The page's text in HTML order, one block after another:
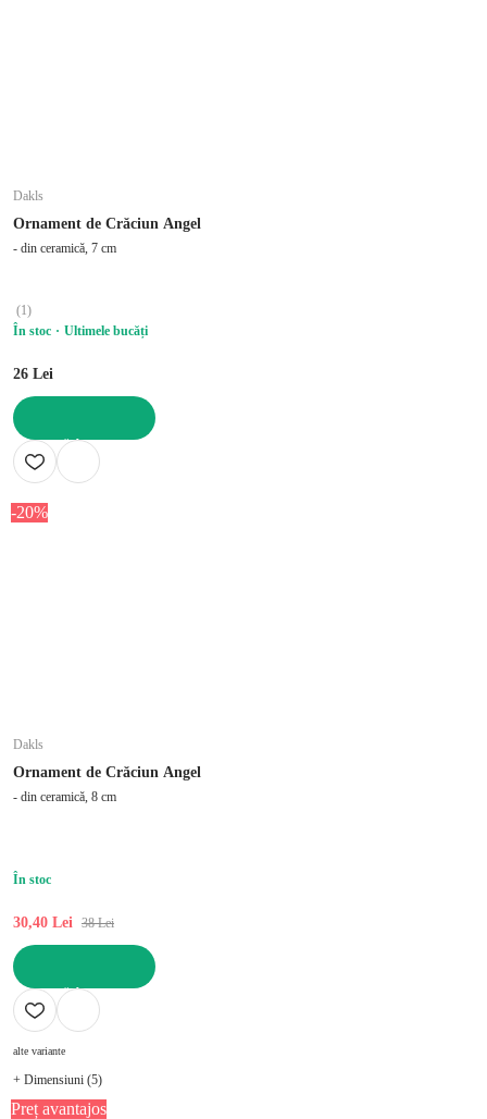
Dakls
Ornament de Crăciun Angel
- din ceramică, 7 cm
(1)
În stoc
Ultimele bucăți
26 Lei
ADAUGĂ ÎN COȘ
-20%
Dakls
Ornament de Crăciun Angel
- din ceramică, 8 cm
În stoc
30,40 Lei 38 Lei
ADAUGĂ ÎN COȘ
alte variante
+ Dimensiuni (5)
Preț avantajos